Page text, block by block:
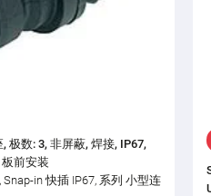
极数: 3, 非屏蔽, 焊接, IP67,
板前安装
in 快插 IP67, 系列 小型连